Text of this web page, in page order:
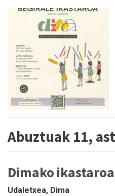
Abuztuak 11,
Dimako
Udaletxea, Dima